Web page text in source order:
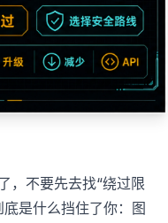
，不要先去找“绕过限
是什么挡住了你：图